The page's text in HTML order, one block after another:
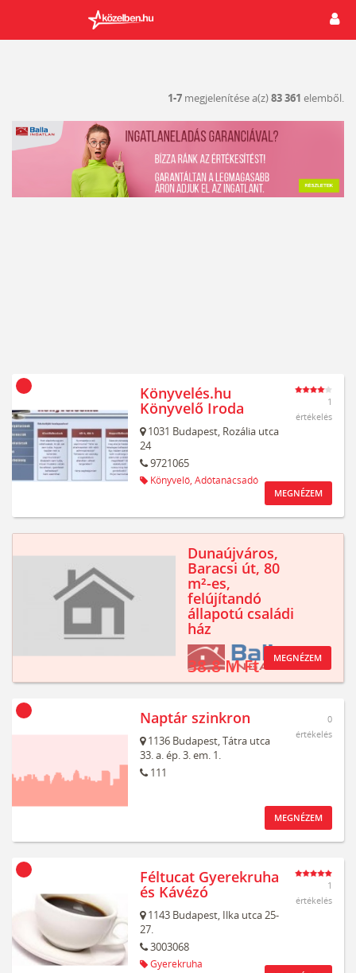
1-7 megjelenítése a(z)83 361 elemből.
Könyvelés.hu
Könyvelő Iroda
1031 Budapest, Rozália utca
24
9721065
Könyvelő, Adótanácsadó
1
értékelés
MEGNÉZEM
Dunaújváros,
Baracsi út, 80
m²-es,
felújítandó
állapotú családi
ház
38.8 M Ft MEGNÉZEM
Naptár szinkron
1136 Budapest,Tátra utca
33. a. ép. 3. em. 1.
111
0
értékelés
MEGNÉZEM
Féltucat Gyerekruha
és Kávézó
1143 Budapest, Ilka utca 25-
27.
3003068
Gyerekruha
1
értékelés